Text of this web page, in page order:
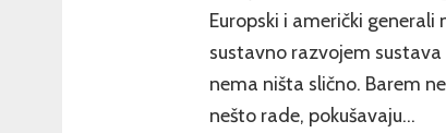
Europski i američki
sustavno razvojem
nema ništa slično. Barem
nešto rade, pokušavaju…